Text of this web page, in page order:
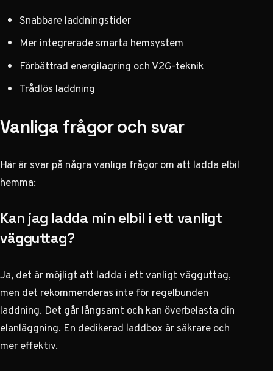
Snabbare laddningstider
Mer integrerade smarta hemsystem
Förbättrad energilagring och V2G-teknik
Trådlös laddning
Vanliga frågor och svar
Här är svar på några vanliga frågor om att ladda elbil
hemma:
Kan jag ladda min elbil i ett vanligt
vägguttag?
Ja, det är möjligt att ladda i ett vanligt vägguttag,
men det rekommenderas inte för regelbunden
laddning. Det går långsamt och kan överbelasta din
elanläggning. En dedikerad laddbox är säkrare och
mer effektiv.